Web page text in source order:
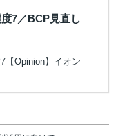
7／BCP見直し
【Opinion】イオン